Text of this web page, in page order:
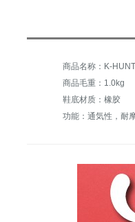
商品毛重：1.0kg
鞋底材质：橡胶
功能：通気性，耐